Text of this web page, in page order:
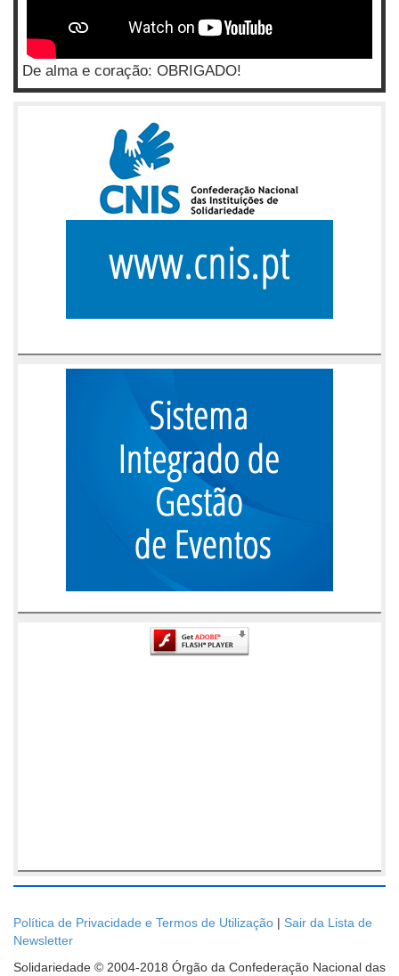
De alma e coração: OBRIGADO!
Política de Privacidade e Termos de Utilização | Sair da Lista de
Newsletter
Solidariedade © 2004-2018 Órgão da Confederação Nacional das